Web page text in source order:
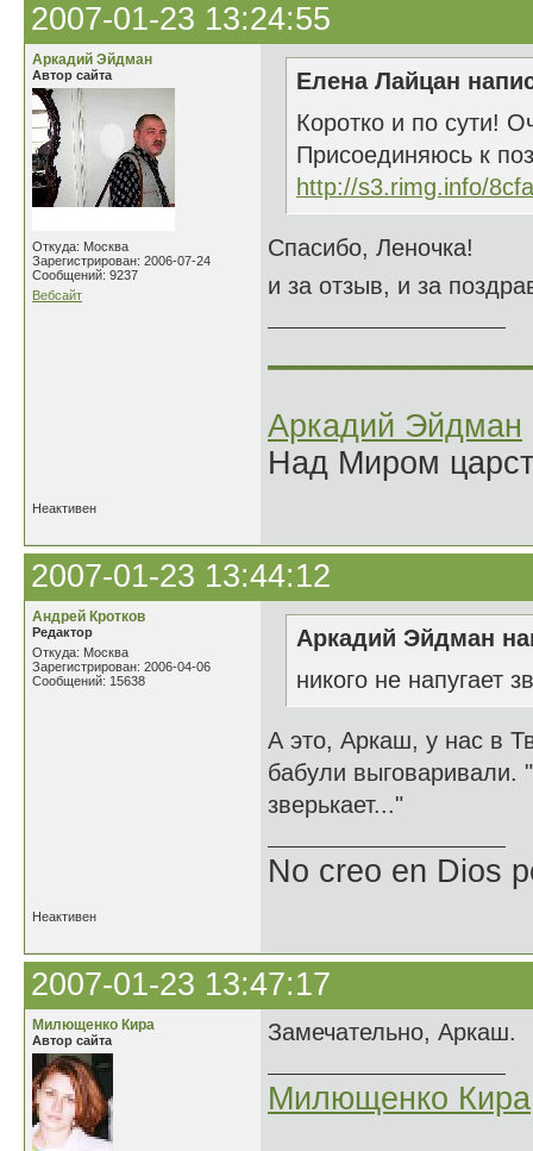
2007-01-23 13:24:55
Аркадий Эйдман
Автор сайта
Откуда: Москва
Зарегистрирован: 2006-07-24
Сообщений: 9237
Вебсайт
Елена Лайцан
Коротко и по сути!
Присоединяюсь к
http://s3.rimg.info/
Спасибо, Леночка!
и за отзыв, и за
Аркадий Эйдман
Над Миром
Неактивен
2007-01-23 13:44:12
Андрей Кротков
Редактор
Откуда: Москва
Зарегистрирован: 2006-04-06
Сообщений: 15638
Аркадий Эйдман
никого не напугает
А это, Аркаш, у нас в
бабули
зверькает..."
No creo en Dios
Неактивен
2007-01-23 13:47:17
Милющенко Кира
Автор сайта Замечательно, Аркаш.
Милющенко Кира